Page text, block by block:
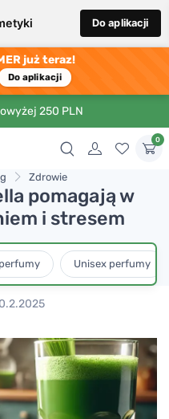
Do aplikacji
już teraz!
Do aplikacji
250 PLN
0
Zdrowie
pomagają w
i stresem
Unisex perfumy